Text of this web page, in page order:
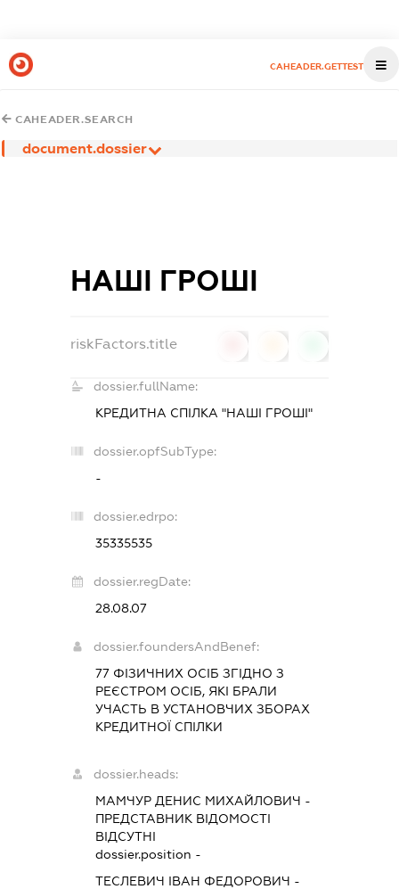
CAHEADER.GETTEST
CAHEADER.SEARCH
document.dossier
НАШІ ГРОШІ
riskFactors.title
dossier.fullName:
КРЕДИТНА СПІЛКА "НАШІ ГРОШІ"
dossier.opfSubType:
-
dossier.edrpo:
35335535
dossier.regDate:
28.08.07
dossier.foundersAndBenef:
77 ФІЗИЧНИХ ОСІБ ЗГІДНО З
РЕЄСТРОМ ОСІБ, ЯКІ БРАЛИ
УЧАСТЬ В УСТАНОВЧИХ ЗБОРАХ
КРЕДИТНОЇ СПІЛКИ
dossier.heads:
МАМЧУР ДЕНИС МИХАЙЛОВИЧ -
ПРЕДСТАВНИК ВІДОМОСТІ
ВІДСУТНІ
dossier.position -
ТЕСЛЕВИЧ ІВАН ФЕДОРОВИЧ -